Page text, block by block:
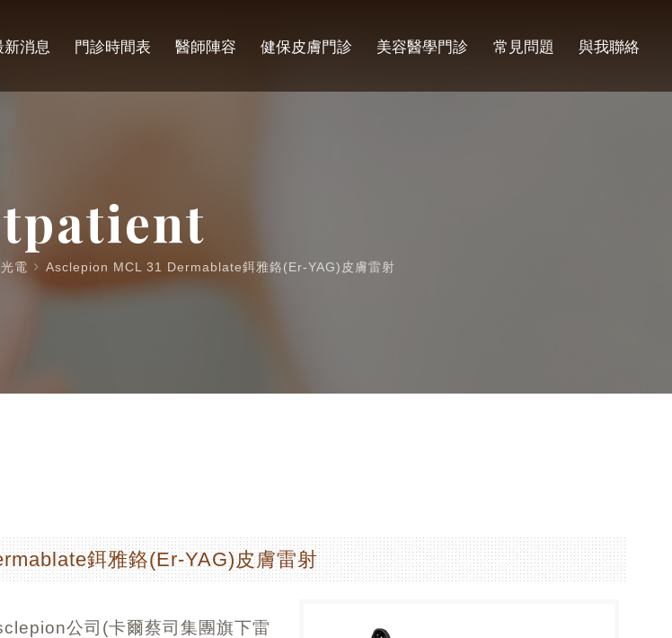
新消息 門診時間表 醫師陣容 健保皮膚門診 美容醫學門診 常見問題 與我聯絡
電 Asclepion MCL 31 Dermablate鉺雅鉻(Er-YAG)皮膚雷射
鉺雅鉻(Er-YAG)皮膚雷射
公司(卡爾蔡司集團旗下雷